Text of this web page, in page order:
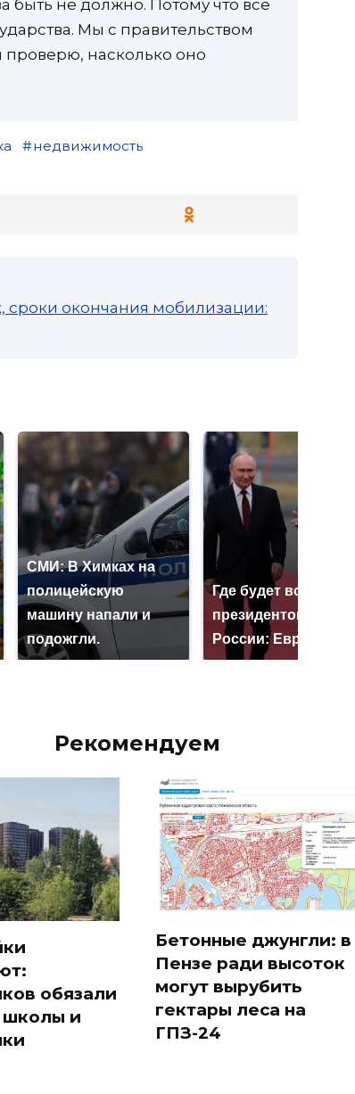
быть не должно. Потому что все
Мы с правительством
насколько оно
недвижимость
сроки окончания мобилизации:
СМИ: В Химках на
полицейскую
машину напали и
подожгли.
Где будет встреча
президентов США и
России: Европа?
Рекомендуем
обязали
школы и
Бетонные джунгли: в
Пензе ради высоток
могут вырубить
гектары леса на
ГПЗ-24